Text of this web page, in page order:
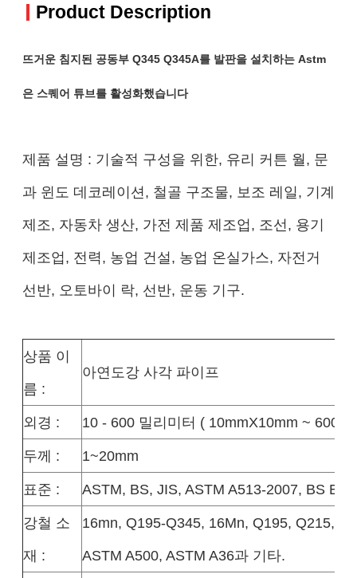
Product Description
뜨거운 침지된 공동부 Q345 Q345A를 발판을 설치하는 Astm
은 스퀘어 튜브를 활성화했습니다
제품 설명 : 기술적 구성을 위한, 유리 커튼 월, 문
과 윈도 데코레이션, 철골 구조물, 보조 레일, 기계
제조, 자동차 생산, 가전 제품 제조업, 조선, 용기
제조업, 전력, 농업 건설, 농업 온실가스, 자전거
선반, 오토바이 락, 선반, 운동 기구.
상품 이
름 :
아연도강 사각 파이프
외경 :
10 - 600 밀리미터 ( 10mmX10mm ~
두께 :
1~20mm
표준 :
ASTM, BS, JIS, ASTM A513-2007, BS
강철 소
재 :
16mn, Q195-Q345, 16Mn, Q195, Q215,
ASTM A500, ASTM A36과 기타.